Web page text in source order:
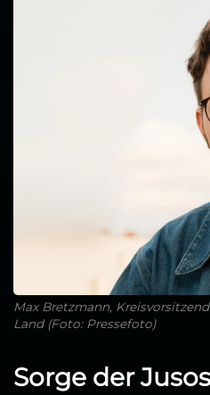
Max Bretzmann,
Land (Foto: Pressefoto)
Sorge der